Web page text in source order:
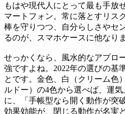
もはや現代人にとって最も手放
マートフォン。常に落とすリス
棒を守りつつ、自分らしさやセ
るのが、スマホケースに他なり
せっかくなら、風水的なアプロ
強ですよね。2022年の選びの基
とです。金色、白（クリーム色
ルドー）の4色から選べば、運
に、「手帳型なら開く動作が突
効果効能が、閉じる動作が名実